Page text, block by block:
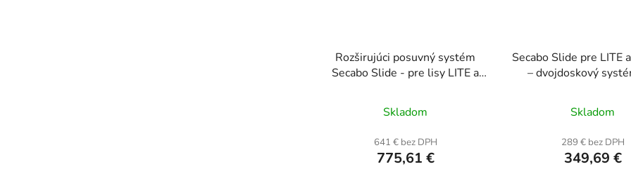
Rozširujúci posuvný systém
Secabo Slide - pre lisy LITE a
Skladom
641 € bez DPH
775,61 €
Secabo Slide pre LITE
– dvojdoskový
Skladom
289 € bez DPH
349,69 €